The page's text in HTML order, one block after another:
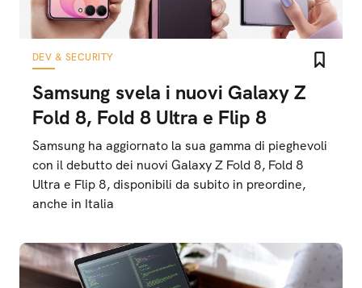
DEV & SECURITY
Samsung svela i nuovi Galaxy Z
Fold 8, Fold 8 Ultra e Flip 8
Samsung ha aggiornato la sua gamma di pieghevoli
con il debutto dei nuovi Galaxy Z Fold 8, Fold 8
Ultra e Flip 8, disponibili da subito in preordine,
anche in Italia